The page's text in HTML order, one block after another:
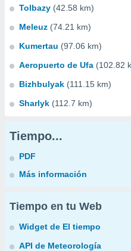
Tolbazy (42.58 km)
Meleuz (74.21 km)
Kumertau (97.06 km)
Aeropuerto de Ufa (102.82
Bizhbulyak (111.15 km)
Sharlyk (112.7 km)
Tiempo...
PDF
Más información
Tiempo en tu Web
Widget de El tiempo
API de Meteorología